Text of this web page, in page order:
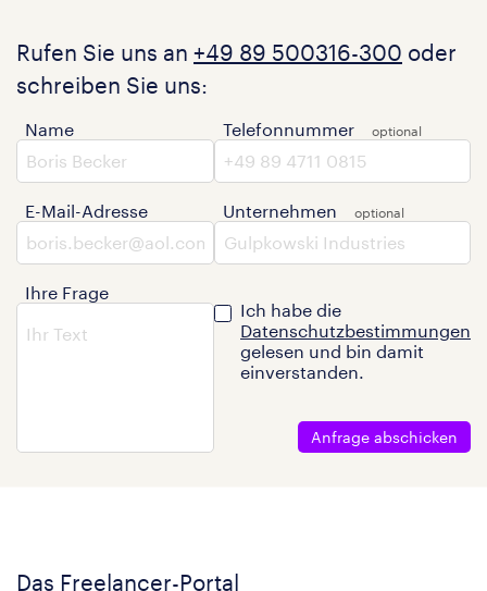
Rufen Sie uns an +49 89 500316-300 oder
schreiben Sie uns:
Name
E-Mail-Adresse
Ihre Frage
Telefonnummer
Unternehmen
Ich habe die
Datenschutzbestimmungen
gelesen und bin damit
einverstanden.
Anfrage abschicken
Das Freelancer-Portal